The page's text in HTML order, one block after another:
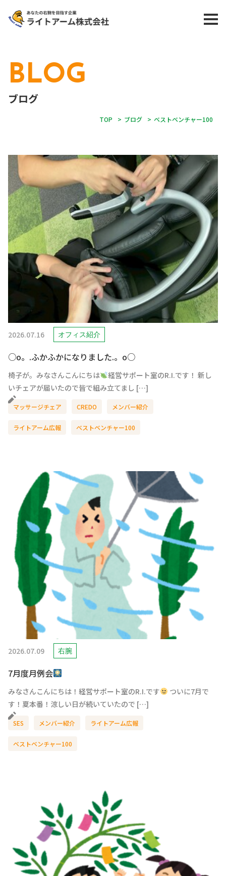
BLOG
ブログ
TOP > ブログ > ベストベンチャー100
2026.07.16 オフィス紹介
○o。.ふかふかになりました.。o○
椅子が。みなさんこんにちは
経営サポート室のR.I.です！ 新し
いチェアが届いたので皆で組み立てまし […]
マッサージチェア CREDO メンバー紹介
ライトアーム広報 ベストベンチャー100
2026.07.09 右腕
7月度月例会
みなさんこんにちは！経営サポート室のR.I.です
ついに7月で
す！夏本番！涼しい日が続いていたので […]
SES メンバー紹介 ライトアーム広報
ベストベンチャー100